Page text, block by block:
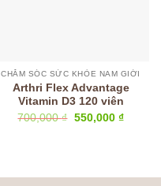
CHĂM SÓC SỨC KHỎE NAM GIỚI
Arthri Flex Advantage
Vitamin D3 120 viên
700,000₫ Giá
550,000 ₫Giá